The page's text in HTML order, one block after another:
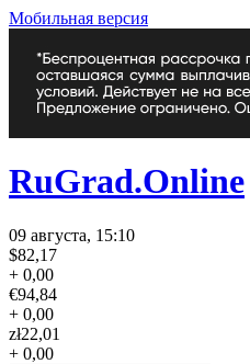
Мобильная версия
RuGrad.Online
09 августа, 15:10
$82,17
+ 0,00
€94,84
+ 0,00
zł22,01
+ 0,00